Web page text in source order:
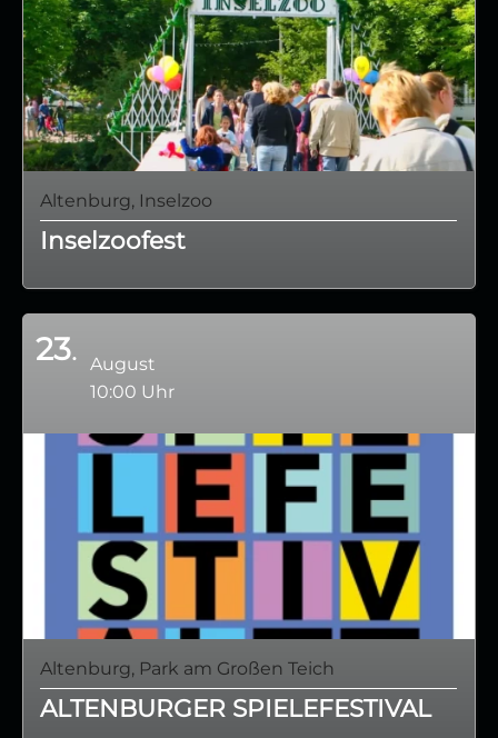
Altenburg, Inselzoo
Inselzoofest
23
August
10:00 Uhr
Altenburg, Park am Großen Teich
ALTENBURGER SPIELEFESTIVAL